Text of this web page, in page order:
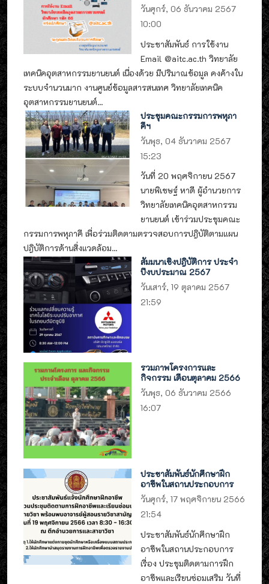
วันศุกร์, 06 ธันวาคม 2567
10:00
ประชาสัมพันธ์ การใช้งาน
Email @aitc.ac.th วิทยาลัย
เทคนิคอุตสาหกรรมยานยนต์ เนื่องด้วย มีปริมาณข้อมูล คงค้างใน
ระบบจำนวนมาก งานศูนย์ข้อมูลสารสนเทศ วิทยาลัยเทคนิค
อุตสาหกรรมยานยนต์...
ประชุมคณะกรรมการพหุภา
คีฯ
วันพุธ, 04 ธันวาคม 2567
15:23
วันที่ 20 พฤศจิกายน 2567
นายพิเชษฐ์ หาดี ผู้อำนวยการ
วิทยาลัยเทคนิคอุตสาหกรรม
ยานยนต์ เข้าร่วมประชุมคณะ
กรรมการพหุภาคี เพื่อร่วมติดตามตรวจสอบการปฎิบัติตามแผน
ปฎิบัติการด้านสิ่งแวดล้อม...
สัมมนาเชิงปฎิบัติการ ประจำ
ปีงบประมาณ 2567
วันเสาร์, 19 ตุลาคม 2567
21:59
รวมภาพโครงการและ
กิจกรรม เดือนตุลาคม 2566
วันพุธ, 06 ธันวาคม 2566
16:07
ประชาสัมพันธ์นักศึกษาฝึก
อาชีพในสถานประกอบการ
วันศุกร์, 17 พฤศจิกายน 2566
21:54
ประชาสัมพันธ์นักศึกษาฝึก
อาชีพในสถานประกอบการ
เรื่อง ประชุมติดตามการฝึก
อาชีพและเรียนซ่อมเสริม วันที่